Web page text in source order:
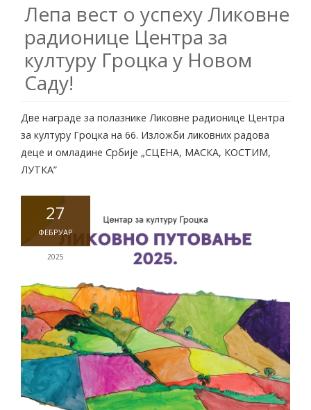
Лепа вест о успеху Ликовне
радионице Центра за
културу Гроцка у Новом
Саду!
Две награде за полазнике Ликовне радионице Центра
за културу Гроцка на 66. Изложби ликовних радова
деце и омладине Србије „СЦЕНА, МАСКА, КОСТИМ,
ЛУТКА”
27
ФЕБРУАР
2025